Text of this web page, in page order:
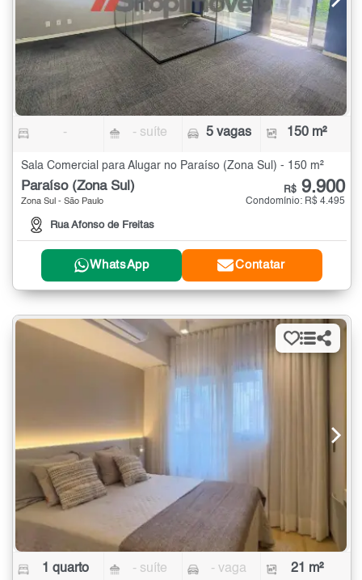
- - suíte 5 vagas 150 m²
Sala Comercial para Alugar no Paraíso (Zona Sul) - 150 m²
Paraíso (Zona Sul)
Zona Sul - São Paulo
Rua Afonso de Freitas
R$ 9.900
Condomínio: R$ 4.495
WhatsApp Contatar
1 quarto - suíte - vaga 21 m²